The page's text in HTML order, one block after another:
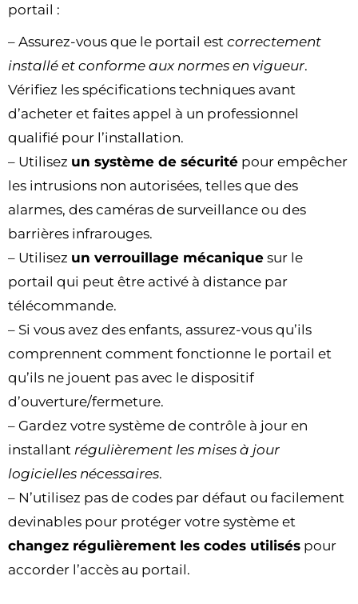
portail :
– Assurez-vous que le portail est correctement
installé et conforme aux normes en vigueur.
Vérifiez les spécifications techniques avant
d’acheter et faites appel à un professionnel
qualifié pour l’installation.
– Utilisez un système de sécurité pour empêcher
les intrusions non autorisées, telles que des
alarmes, des caméras de surveillance ou des
barrières infrarouges.
– Utilisez un verrouillage mécanique sur le
portail qui peut être activé à distance par
télécommande.
– Si vous avez des enfants, assurez-vous qu’ils
comprennent comment fonctionne le portail et
qu’ils ne jouent pas avec le dispositif
d’ouverture/fermeture.
– Gardez votre système de contrôle à jour en
installant régulièrement les mises à jour
logicielles nécessaires.
– N’utilisez pas de codes par défaut ou facilement
devinables pour protéger votre système et
changez régulièrement les codes utilisés pour
accorder l’accès au portail.